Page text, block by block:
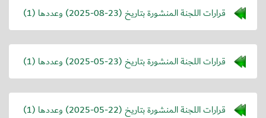
قرارات اللجنة المنشورة بتاريخ (2025-08-23) وعددها (1)
قرارات اللجنة المنشورة بتاريخ (2025-05-23) وعددها (1)
قرارات اللجنة المنشورة بتاريخ (2025-05-22) وعددها (1)